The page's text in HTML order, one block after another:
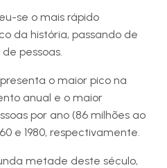
se o mais rápido
da história, passando de
de pessoas.
o maior pico na
anual e o maior
por ano (86 milhões ao
e 1980, respectivamente.
metade deste século,